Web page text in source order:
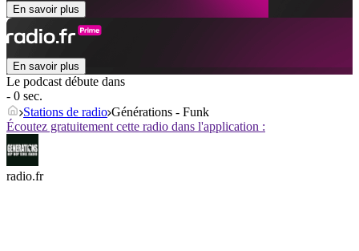
En savoir plus
En savoir plus
Le podcast débute dans
- 0 sec.
Stations de radio Générations - Funk
Écoutez gratuitement cette radio dans l'application :
radio.fr